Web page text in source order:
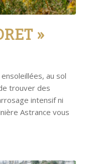
»
au sol
trouver des
intensif ni
Astrance vous